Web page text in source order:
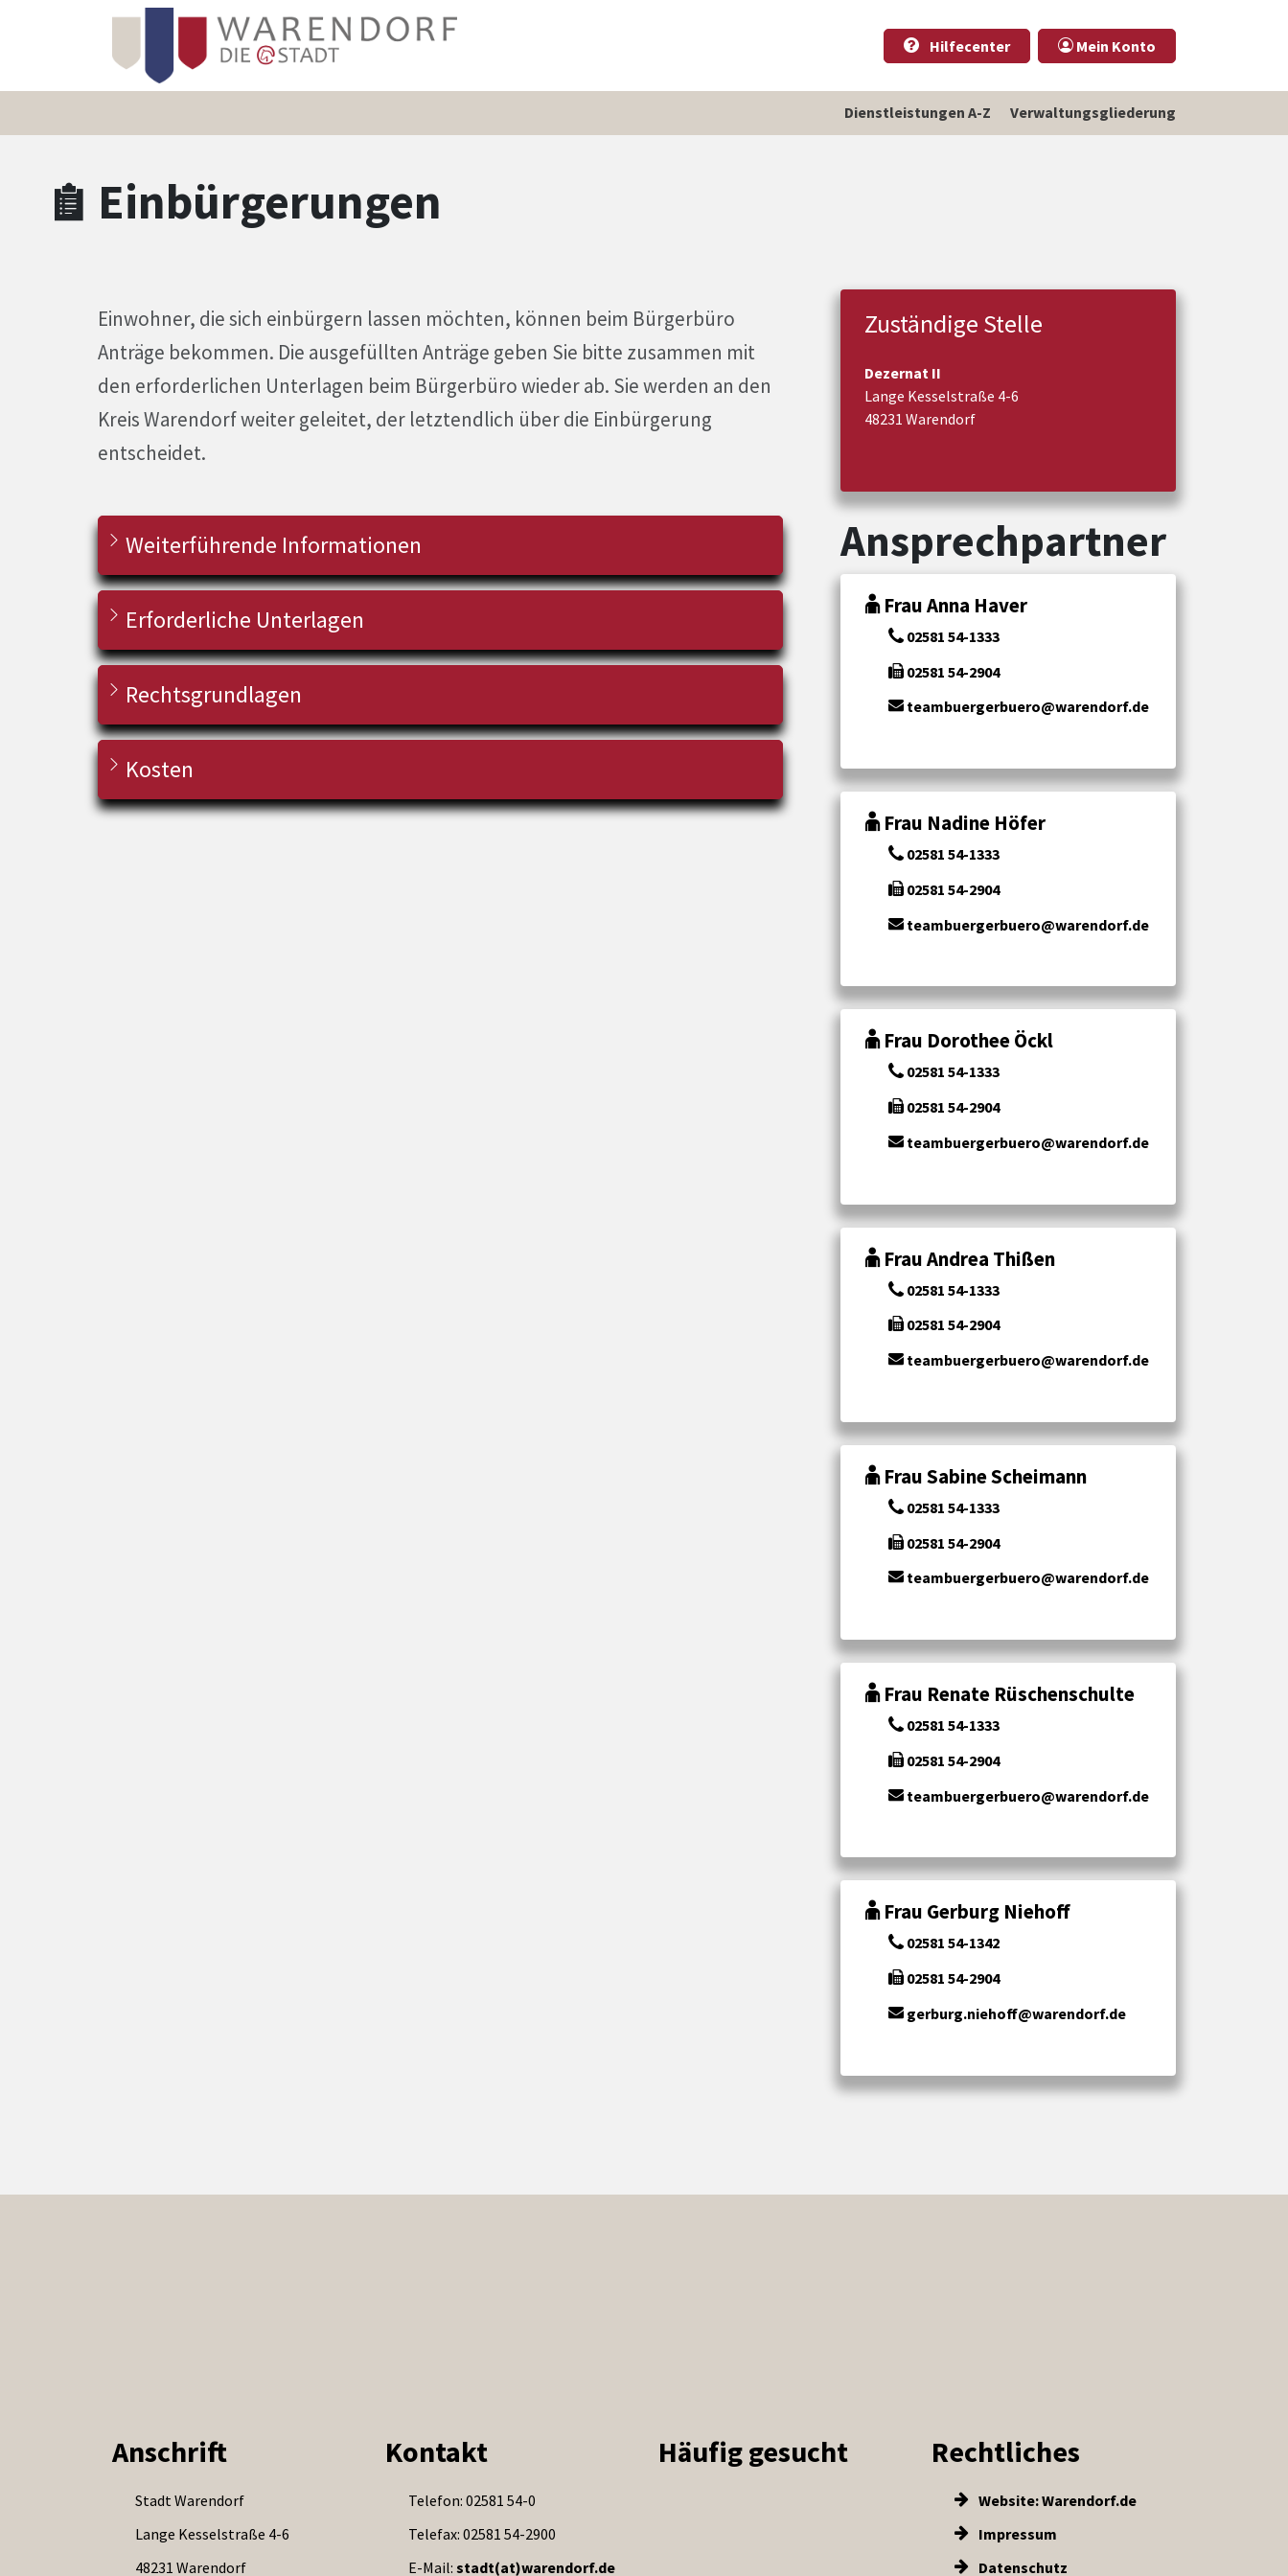
Zum Hauptinhalt
Zum Hauptinhalt springen
Hilfecenter
Mein Konto
Dienstleistungen A-Z Verwaltungsgliederung
Einbürgerungen
Einwohner, die sich einbürgern lassen möchten, können beim Bürgerbüro
Anträge bekommen. Die ausgefüllten Anträge geben Sie bitte zusammen mit
den erforderlichen Unterlagen beim Bürgerbüro wieder ab. Sie werden an den
Kreis Warendorf weiter geleitet, der letztendlich über die Einbürgerung
entscheidet.
Weiterführende Informationen
Erforderliche Unterlagen
Rechtsgrundlagen
Kosten
Zuständige Stelle
Dezernat II
Lange Kesselstraße 4-6
48231 Warendorf
Ansprechpartner
Frau Anna Haver
02581 54-1333
02581 54-2904
teambuergerbuero@warendorf.de
Frau Nadine Höfer
02581 54-1333
02581 54-2904
teambuergerbuero@warendorf.de
Frau Dorothee Öckl
02581 54-1333
02581 54-2904
teambuergerbuero@warendorf.de
Frau Andrea Thißen
02581 54-1333
02581 54-2904
teambuergerbuero@warendorf.de
Frau Sabine Scheimann
02581 54-1333
02581 54-2904
teambuergerbuero@warendorf.de
Frau Renate Rüschenschulte
02581 54-1333
02581 54-2904
teambuergerbuero@warendorf.de
Frau Gerburg Niehoff
02581 54-1342
02581 54-2904
gerburg.niehoff@warendorf.de
Anschrift
Stadt Warendorf
Lange Kesselstraße 4-6
48231 Warendorf
Kontakt
Telefon: 02581 54-0
Telefax: 02581 54-2900
E-Mail: stadt(at)warendorf.de
Häufig gesucht Rechtliches
Website: Warendorf.de
Impressum
Datenschutz